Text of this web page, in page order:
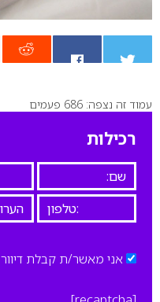
0
עמוד זה נצפה: 686 פעמים
רכילות
אני מאשר/ת קבלת דיוור